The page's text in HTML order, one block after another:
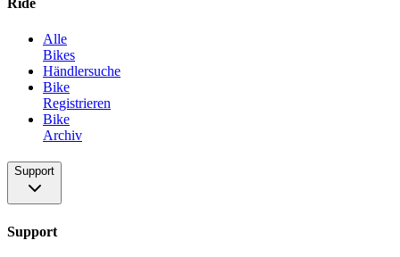
Ride
Alle
Bikes
Händlersuche
Bike
Registrieren
Bike
Archiv
Support
Support